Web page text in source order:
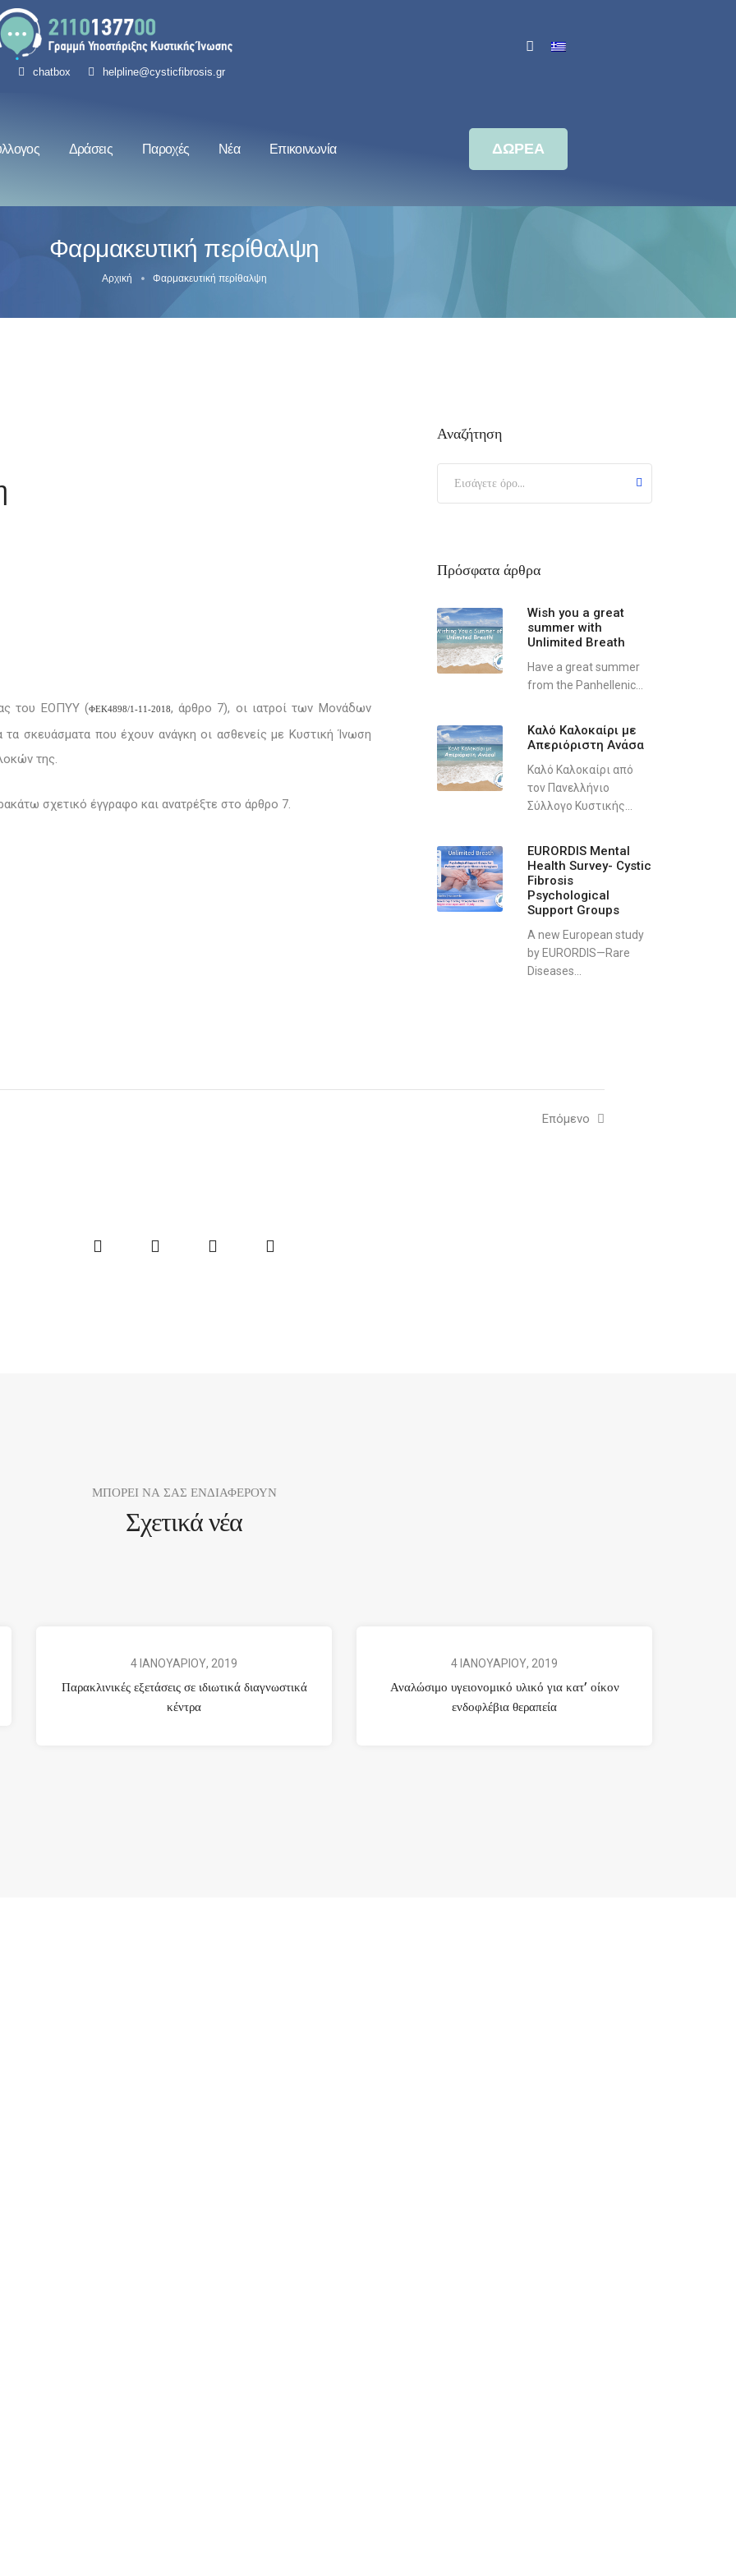
chatbox helpline@cysticfibrosis.gr
Δράσεις Παροχές Νέα Επικοινωνία ΔΩΡΕΑ
Φαρμακευτική περίθαλψη
Αρχική Φαρμακευτική περίθαλψη
του ΕΟΠΥΥ (ΦΕΚ4898/1-11-2018, άρθρο 7), οι ιατροί των Μονάδων
σκευάσματα που έχουν ανάγκη οι ασθενείς με Κυστική Ίνωση
της.
σχετικό έγγραφο και ανατρέξτε στο άρθρο 7.
Αναζήτηση
Πρόσφατα άρθρα
Wish you a great
summer with
Unlimited Breath
Have a great summer
from the Panhellenic...
Καλό Καλοκαίρι με
Απεριόριστη Ανάσα
Καλό Καλοκαίρι από
τον Πανελλήνιο
Σύλλογο Κυστικής...
EURORDIS Mental
Health Survey- Cystic
Fibrosis
Psychological
Support Groups
A new European study
by EURORDIS—Rare
Diseases...
Επόμενο
ΜΠΟΡΕΙ ΝΑ ΣΑΣ ΕΝΔΙΑΦΕΡΟΥΝ
Σχετικά νέα
4 ΙΑΝΟΥΑΡΙΟΥ, 2019
Παρακλινικές εξετάσεις σε ιδιωτικά διαγνωστικά
κέντρα
4 ΙΑΝΟΥΑΡΙΟΥ, 2019
Αναλώσιμο υγειονομικό υλικό για κατ’ οίκον
ενδοφλέβια θεραπεία